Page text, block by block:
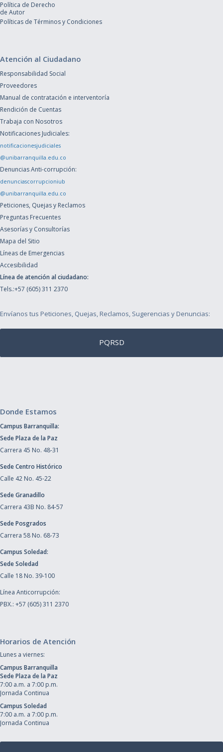
Política de Derecho
de Autor
Políticas de Términos y Condiciones
Atención al Ciudadano
Responsabilidad Social
Proveedores
Manual de contratación e interventoría
Rendición de Cuentas
Trabaja con Nosotros
Notificaciones Judiciales:
notificacionesjudiciales
@unibarranquilla.edu.co
Denuncias Anti-corrupción:
denunciascorrupcioniub
@unibarranquilla.edu.co
Peticiones, Quejas y Reclamos
Preguntas Frecuentes
Asesorías y Consultorías
Mapa del Sitio
Líneas de Emergencias
Accesibilidad
Línea de atención al ciudadano:
Tels.:+57 (605) 311 2370
Envíanos tus Peticiones, Quejas, Reclamos, Sugerencias y Denuncias:
PQRSD
Donde Estamos
Campus Barranquilla:
Sede Plaza de la Paz
Carrera 45 No. 48-31
Sede Centro Histórico
Calle 42 No. 45-22
Sede Granadillo
Carrera 43B No. 84-57
Sede Posgrados
Carrera 58 No. 68-73
Campus Soledad:
Sede Soledad
Calle 18 No. 39-100
Línea Anticorrupción:
PBX.: +57 (605) 311 2370
Horarios de Atención
Lunes a viernes:
Campus Barranquilla
Sede Plaza de la Paz
7:00 a.m. a 7:00 p.m.
Jornada Continua
Campus Soledad
7:00 a.m. a 7:00 p.m.
Jornada Continua